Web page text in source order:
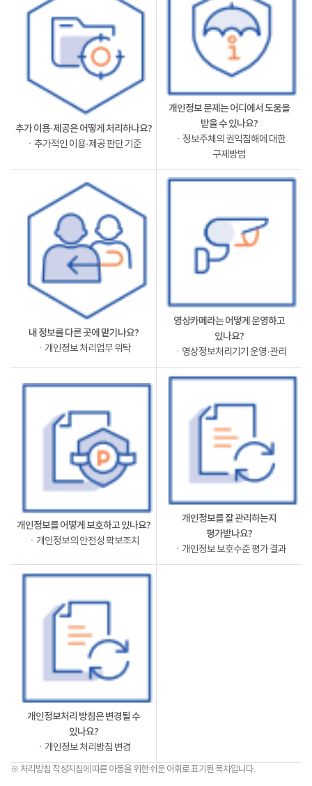
추가 이용·제공은 어떻게 처리하나요?
ㆍ추가적인 이용·제공 판단 기준
개인정보 문제는 어디에서 도움을
받을 수 있나요?
ㆍ정보주체의 권익침해에 대한
구제방법
내 정보를 다른 곳에 맡기나요?
ㆍ개인정보 처리업무 위탁
영상카메라는 어떻게 운영하고
있나요?
ㆍ영상정보처리기기 운영·관리
개인정보를 어떻게 보호하고 있나요?
ㆍ개인정보의 안전성 확보조치
개인정보를 잘 관리하는지
평가받나요?
ㆍ개인정보 보호수준 평가 결과
개인정보처리 방침은 변경될 수
있나요?
ㆍ개인정보 처리방침 변경
※ 처리방침 작성지침에 따른 아동을 위한 쉬운 어휘로 표기된 목차입니다.